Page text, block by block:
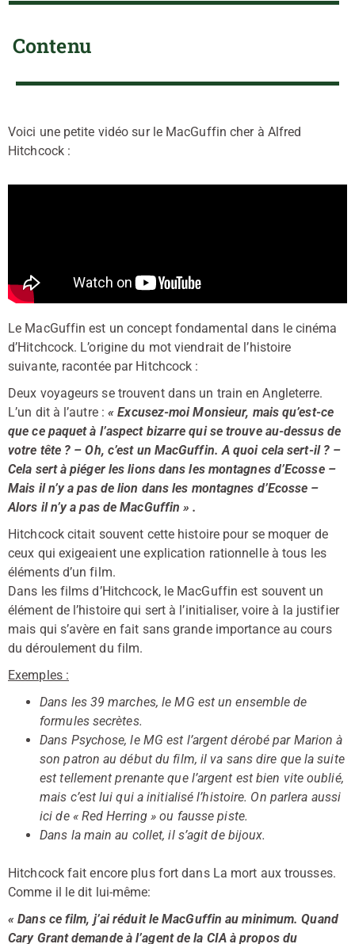
Contenu
Voici une petite vidéo sur le MacGuffin cher à Alfred
Hitchcock :
Le MacGuffin est un concept fondamental dans le cinéma
d’Hitchcock. L’origine du mot viendrait de l’histoire
suivante, racontée par Hitchcock :
Deux voyageurs se trouvent dans un train en Angleterre.
L’un dit à l’autre : « Excusez-moi Monsieur, mais qu’est-ce
que ce paquet à l’aspect bizarre qui se trouve au-dessus de
votre tête ? – Oh, c’est un MacGuffin. A quoi cela sert-il ? –
Cela sert à piéger les lions dans les montagnes d’Ecosse –
Mais il n’y a pas de lion dans les montagnes d’Ecosse –
Alors il n’y a pas de MacGuffin » .
Hitchcock citait souvent cette histoire pour se moquer de
ceux qui exigeaient une explication rationnelle à tous les
éléments d’un film.
Dans les films d’Hitchcock, le MacGuffin est souvent un
élément de l’histoire qui sert à l’initialiser, voire à la justifier
mais qui s’avère en fait sans grande importance au cours
du déroulement du film.
Exemples :
Dans les 39 marches, le MG est un ensemble de
formules secrètes.
Dans Psychose, le MG est l’argent dérobé par Marion à
son patron au début du film, il va sans dire que la suite
est tellement prenante que l’argent est bien vite oublié,
mais c’est lui qui a initialisé l’histoire. On parlera aussi
ici de « Red Herring » ou fausse piste.
Dans la main au collet, il s’agit de bijoux.
Hitchcock fait encore plus fort dans La mort aux trousses.
Comme il le dit lui-même:
« Dans ce film, j’ai réduit le MacGuffin au minimum. Quand
Cary Grant demande à l’agent de la CIA à propos du